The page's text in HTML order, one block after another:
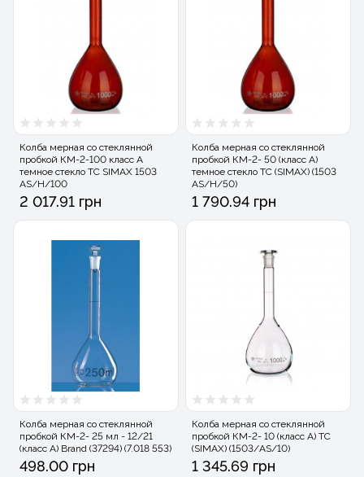
Колба мерная со стеклянной
пробкой КМ-2-100 класс А
темное стекло ТС SIMAX 1503
AS/H/100
2 017.91 грн
Колба мерная со стеклянной
пробкой КМ-2- 50 (класс А)
темное стекло ТС (SIMAX) (1503
AS/H/50)
1 790.94 грн
Колба мерная со стеклянной
пробкой КМ-2- 25 мл - 12/21
(класс А) Brand (37294) (7.018 553)
498.00 грн
Колба мерная со стеклянной
пробкой КМ-2- 10 (класс А) ТС
(SIMAX) (1503/AS/10)
1 345.69 грн